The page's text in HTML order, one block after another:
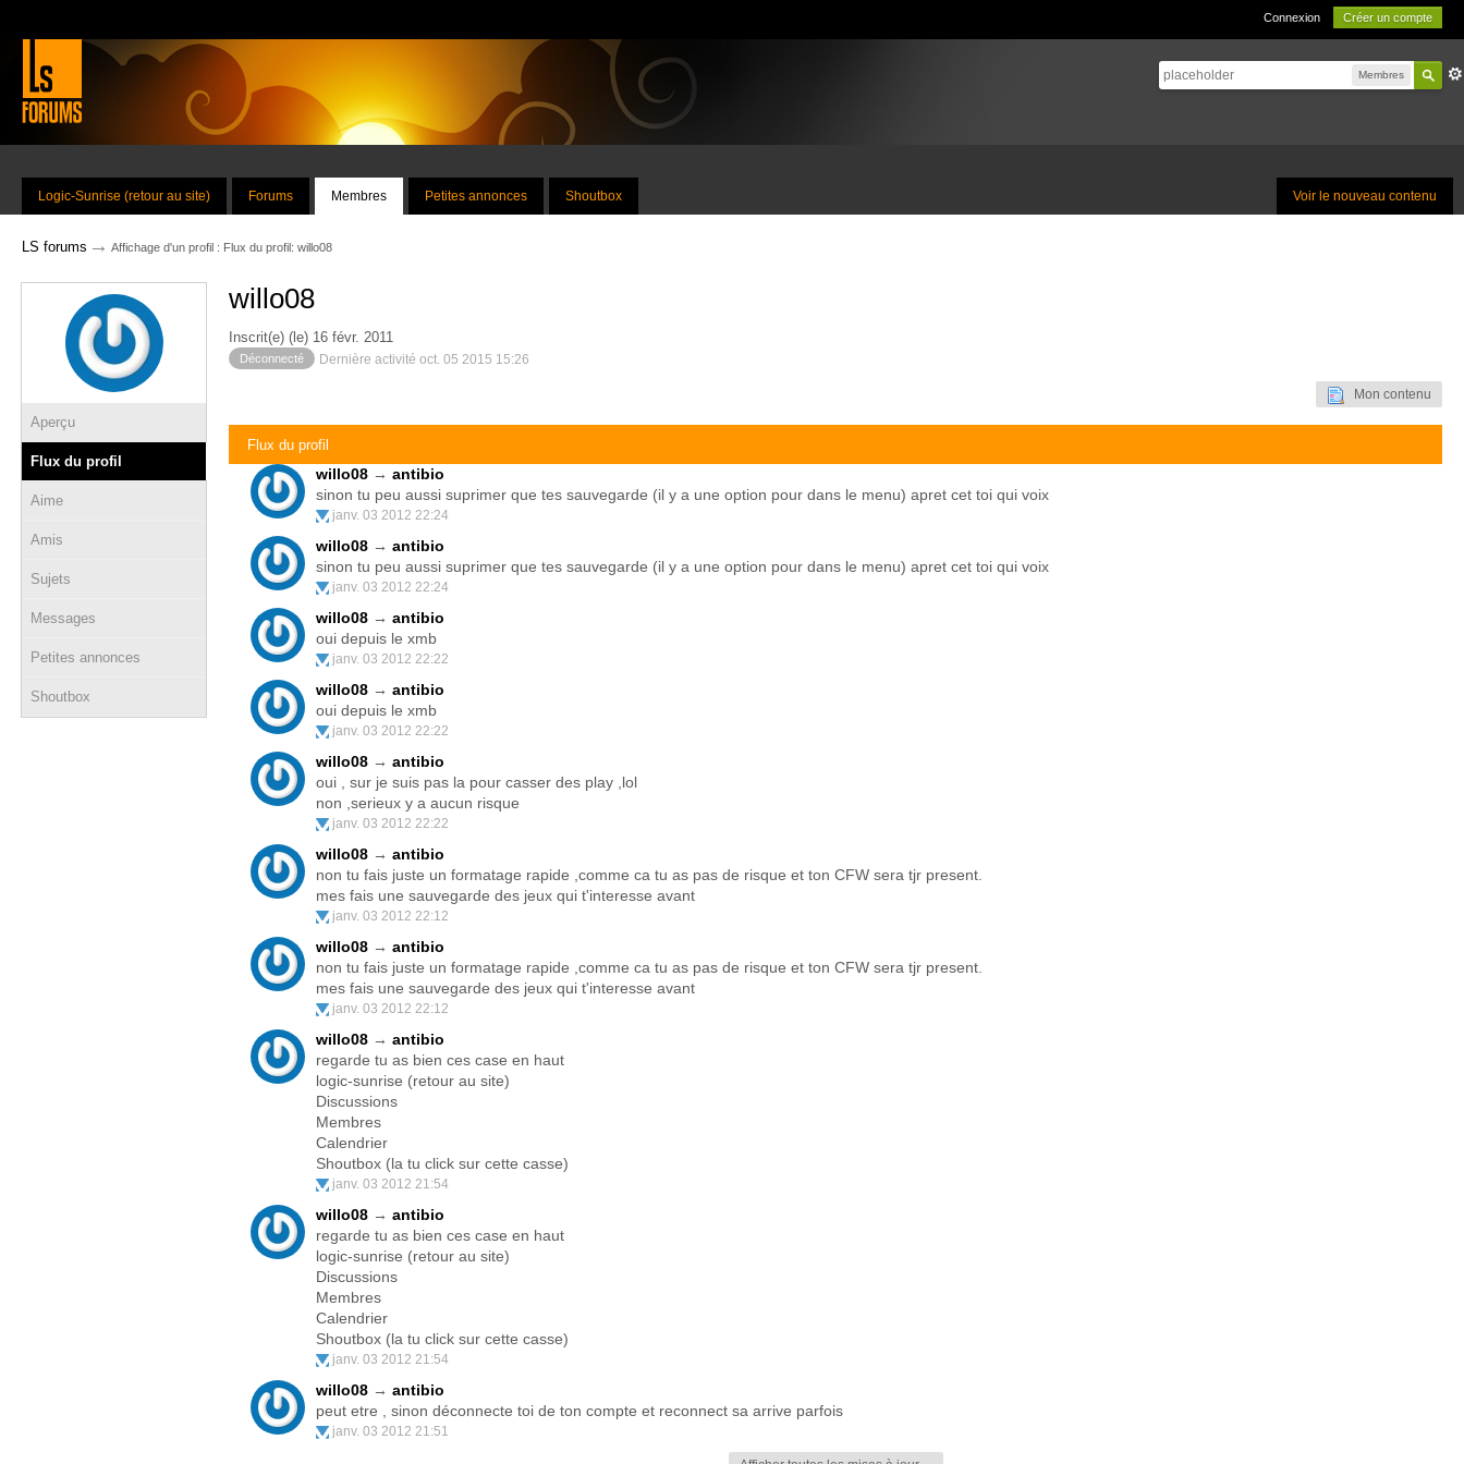
Connexion Créer un compte
Membres
Voir le nouveau contenu
Logic-Sunrise (retour au site) Forums Membres Petites annonces Shoutbox
LS forums → Affichage d'un profil : Flux du profil: willo08
Aperçu
Flux du profil
Aime
Amis
Sujets
Messages
Petites annonces
Shoutbox
willo08
Inscrit(e) (le) 16 févr. 2011
Déconnecté Dernière activité oct. 05 2015 15:26
Mon contenu
Flux du profil
willo08 → antibio
sinon tu peu aussi suprimer que tes sauvegarde (il y a une option pour dans le menu) apret cet toi qui voix
janv. 03 2012 22:24
willo08 → antibio
sinon tu peu aussi suprimer que tes sauvegarde (il y a une option pour dans le menu) apret cet toi qui voix
janv. 03 2012 22:24
willo08 → antibio
oui depuis le xmb
janv. 03 2012 22:22
willo08 → antibio
oui depuis le xmb
janv. 03 2012 22:22
willo08 → antibio
oui , sur je suis pas la pour casser des play ,lol
non ,serieux y a aucun risque
janv. 03 2012 22:22
willo08 → antibio
non tu fais juste un formatage rapide ,comme ca tu as pas de risque et ton CFW sera tjr present.
mes fais une sauvegarde des jeux qui t'interesse avant
janv. 03 2012 22:12
willo08 → antibio
non tu fais juste un formatage rapide ,comme ca tu as pas de risque et ton CFW sera tjr present.
mes fais une sauvegarde des jeux qui t'interesse avant
janv. 03 2012 22:12
willo08 → antibio
regarde tu as bien ces case en haut
logic-sunrise (retour au site)
Discussions
Membres
Calendrier
Shoutbox (la tu click sur cette casse)
janv. 03 2012 21:54
willo08 → antibio
regarde tu as bien ces case en haut
logic-sunrise (retour au site)
Discussions
Membres
Calendrier
Shoutbox (la tu click sur cette casse)
janv. 03 2012 21:54
willo08 → antibio
peut etre , sinon déconnecte toi de ton compte et reconnect sa arrive parfois
janv. 03 2012 21:51